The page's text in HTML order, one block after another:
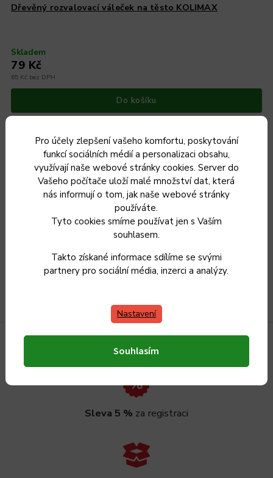
Pro účely zlepšení vašeho komfortu, poskytování
funkcí sociálních médií a personalizaci obsahu,
využívají naše webové stránky cookies. Server do
Vašeho počítače uloží malé množství dat, která
nás informují o tom, jak naše webové stránky
používáte.
Tyto cookies smíme používat jen s Vaším
souhlasem.
Takto získané informace sdílíme se svými
partnery pro sociální média, inzerci a analýzy.
Nastavení
Souhlasím
Dřevěný rozvalovací váleček na těsto KOLIMAX
Skladem
65 Kč bez DPH
79 Kč
Do košíku
Objevte svět vaření se značkovým nádobím na
znackovenadobi.cz !
Číst více
Sleva 5 % za registraci